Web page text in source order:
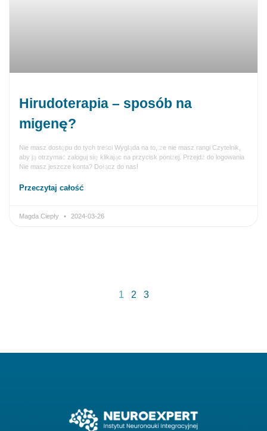
Hirudoterapia – sposób na
migenę?
Nie masz dostępu do tych treści Wygląda na to, że nie masz rangi Czytelnik,
aby ją otrzymać zaloguj się klikając na przycisk poniżej. Przejdź do logowania
Nie masz jeszcze konta? Dołącz do nas!
Przeczytaj całość
Magda Ciepły 2024-03-26
1 2 3